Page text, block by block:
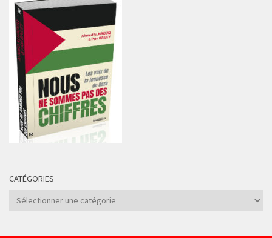
CATÉGORIES
Catégories